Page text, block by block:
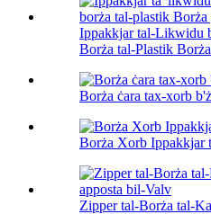
Ippakkjar tal-Likwidu
Borża tal-Plastik
Borża ċara tax-xorb
Borża Xorb Ippakkjar
Zipper tal-Borża tal-